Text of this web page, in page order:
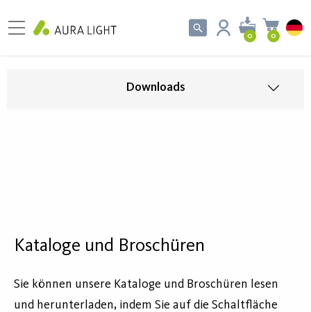
0 0
Downloads
Kataloge und Broschüren
Sie können unsere Kataloge und Broschüren lesen
und herunterladen, indem Sie auf die Schaltfläche